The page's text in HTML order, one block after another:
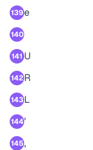
139e
140
141 U
142R
143L
144'
145,